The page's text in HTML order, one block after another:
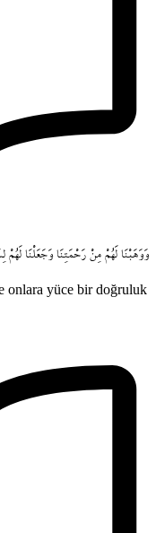
وَوَهَبْنَا لَهُمْ مِنْ رَحْمَتِنَا وَجَعَلْنَا لَهُمْ
onlara yüce bir doğruluk